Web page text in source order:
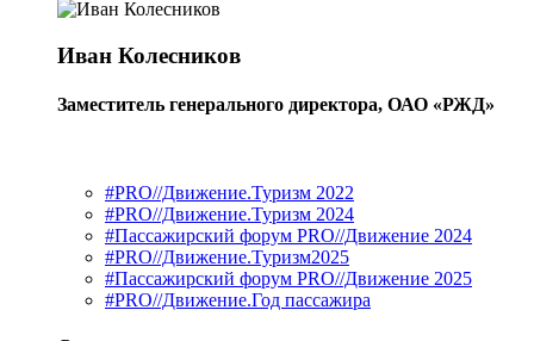
Иван Колесников
Заместитель генерального директора, ОАО «РЖД»
#PRO//Движение.Туризм 2022
#PRO//Движение.Туризм 2024
#Пассажирский форум PRO//Движение 2024
#PRO//Движение.Туризм2025
#Пассажирский форум PRO//Движение 2025
#PRO//Движение.Год пассажира